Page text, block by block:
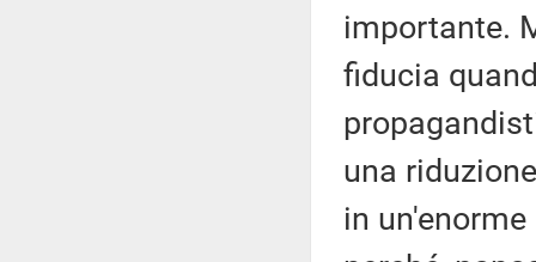
importante.
fiducia
una
in